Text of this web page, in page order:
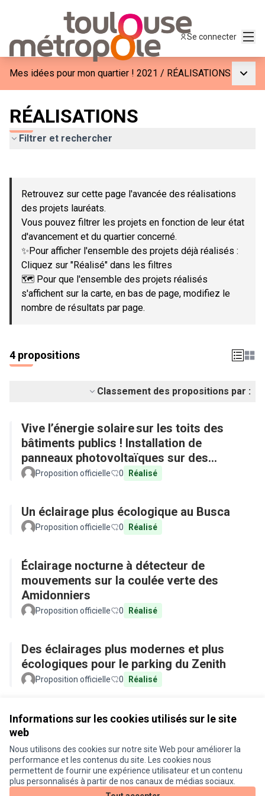
Informations sur les cookies utilisés sur le site
web
Nous utilisons des cookies sur notre site Web pour améliorer la
performance et les contenus du site. Les cookies nous
permettent de fournir une expérience utilisateur et un contenu
plus personnalisés à partir de nos canaux de médias sociaux.
Se connecter
Mes idées pour mon quartier ! 2021 / RÉALISATIONS
RÉALISATIONS
Filtrer et rechercher
−
Retrouvez sur cette page l'avancée des réalisations
des projets lauréats.
Vous pouvez filtrer les projets en fonction de leur état
d'avancement et du quartier concerné.
✨Pour afficher l'ensemble des projets déjà réalisés :
Cliquez sur "Réalisé" dans les filtres
🗺️ Pour que l'ensemble des projets réalisés
s'affichent sur la carte, en bas de page, modifiez le
nombre de résultats par page.
4 propositions
Classement des propositions par :
Vive l’énergie solaire sur les toits des
bâtiments publics ! Installation de
panneaux photovoltaïques sur des
équipements publics
Proposition officielle 0 Réalisé
Un éclairage plus écologique au Busca
Proposition officielle 0 Réalisé
Éclairage nocturne à détecteur de
mouvements sur la coulée verte des
Amidonniers
Proposition officielle 0 Réalisé
Des éclairages plus modernes et plus
écologiques pour le parking du Zenith
Proposition officielle 0 Réalisé
Conditions d'utilisation
Paramètres des cookies
Je participe ! sur X
(Lien externe)
Je participe ! sur Facebook
Je participe ! sur Instagram